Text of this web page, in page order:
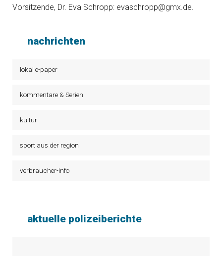
Vorsitzende, Dr. Eva Schropp: evaschropp@gmx.de.
nachrichten
lokal e-paper
kommentare & Serien
kultur
sport aus der region
verbraucher-info
aktuelle polizeiberichte